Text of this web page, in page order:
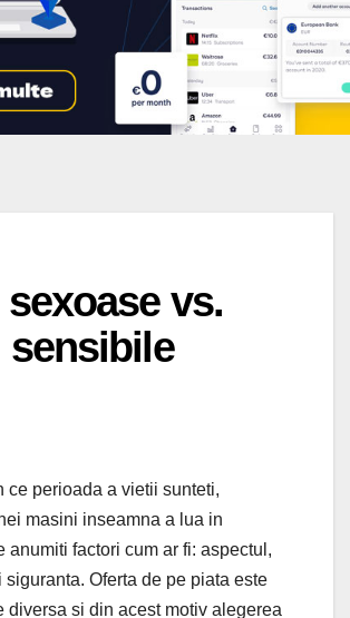
vs.
sensibile
ce perioada a vietii sunteti,
masini inseamna a lua in
anumiti factori cum ar fi: aspectul,
siguranta. Oferta de pe piata este
diversa si din acest motiv alegerea